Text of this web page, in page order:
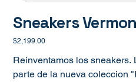
Sneakers
Precio
$2,199.00
Reinventamos los sneakers.
parte de la nueva coleccion